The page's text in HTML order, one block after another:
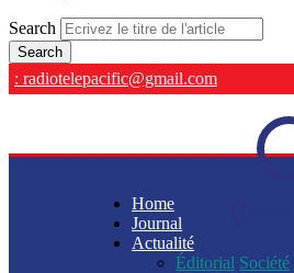
Search
: radiotelepacific@gmail.com
Home
Journal
Actualité
Éditorial Société